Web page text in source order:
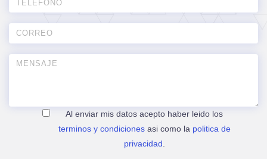
Al enviar mis datos acepto haber leido los
terminos y condicionesasi como la politica de
privacidad